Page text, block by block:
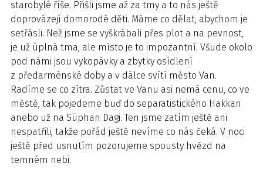
starobylé říše. Přišli jsme až za tmy a to nás ještě
doprovázejí domorodé děti. Máme co dělat, abychom je
setřásli. Než jsme se vyškrábali přes plot a na pevnost,
je už úplná tma, ale místo je to impozantní. Všude okolo
pod námi jsou vykopávky a zbytky osídlení
z předarménské doby a v dálce svítí město Van.
Radíme se co zítra. Zůstat ve Vanu asi nemá cenu, co ve
městě, tak pojedeme buď do separatistického Hakkari
anebo už na Süphan Dagi. Ten jsme zatím ještě ani
nespatřili, takže pořád ještě nevíme co nás čeká. V noci
ještě před usnutím pozorujeme spousty hvězd na
temném nebi.